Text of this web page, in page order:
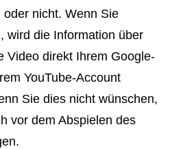
nicht. Wenn Sie
wird die Information über
Video direkt Ihrem Google-
YouTube-Account
Sie dies nicht wünschen,
vor dem Abspielen des